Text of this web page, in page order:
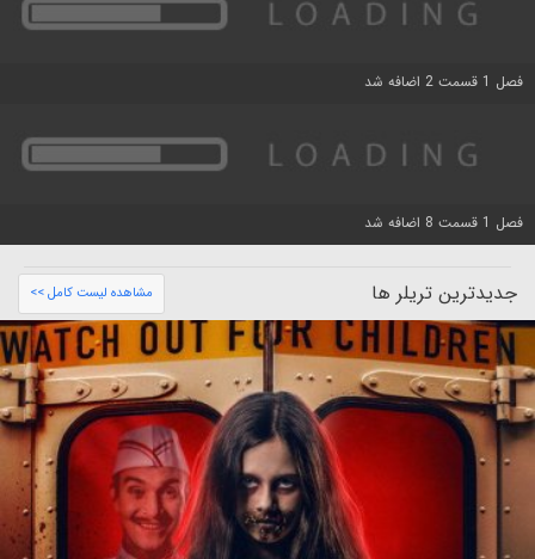
فصل 1 قسمت 2 اضافه شد
فصل 1 قسمت 8 اضافه شد
جدیدترین تریلر ها مشاهده لیست کامل >>